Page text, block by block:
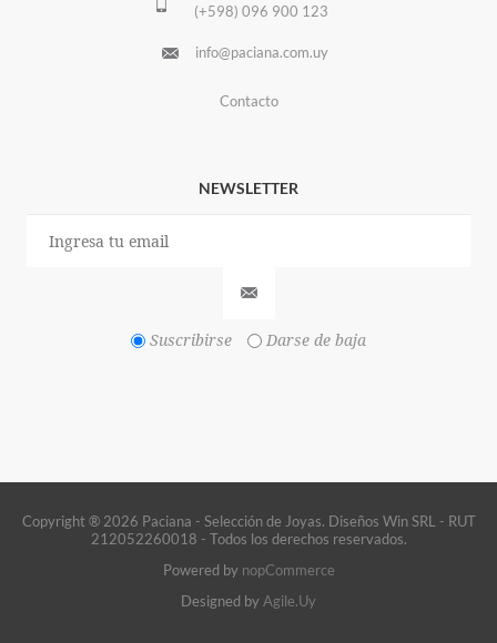
(+598) 096 900 123
info@paciana.com.uy
Contacto
NEWSLETTER
Suscribirse Darse de baja
Copyright ® 2026 Paciana - Selección de Joyas. Diseños Win SRL - RUT
212052260018 - Todos los derechos reservados.
Powered by nopCommerce
Designed byAgile.Uy